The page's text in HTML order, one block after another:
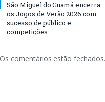
São Miguel do Guamá encerra
os Jogos de Verão 2026 com
sucesso de público e
competições.
Os comentários estão fechados.